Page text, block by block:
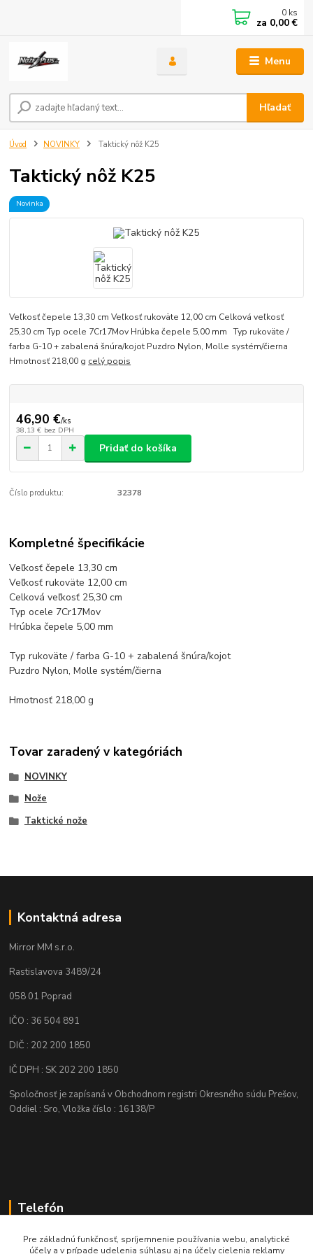
Menu
Hľadať
0 ks
za 0,00 €
Úvod NOVINKY Taktický nôž K25
Taktický nôž K25
Novinka
Veľkosť čepele 13,30 cm Veľkosť rukoväte 12,00 cm Celková veľkosť
25,30 cm Typ ocele 7Cr17Mov Hrúbka čepele 5,00 mm Typ rukoväte /
farba G-10 + zabalená šnúra/kojot Puzdro Nylon, Molle systém/čierna
Hmotnosť 218,00 g celý popis
46,90 €/ks
38,13 € bez DPH
Pridať do košíka
Číslo produktu: 32378
Kompletné špecifikácie
Veľkosť čepele 13,30 cm
Veľkosť rukoväte 12,00 cm
Celková veľkosť 25,30 cm
Typ ocele 7Cr17Mov
Hrúbka čepele 5,00 mm
Typ rukoväte / farba G-10 + zabalená šnúra/kojot
Puzdro Nylon, Molle systém/čierna
Hmotnosť 218,00 g
Tovar zaradený v kategóriách
NOVINKY
Nože
Taktické nože
Kontaktná adresa
Mirror MM s.r.o.
Rastislavova 3489/24
058 01 Poprad
IČO : 36 504 891
DIČ : 202 200 1850
IČ DPH : SK 202 200 1850
Spoločnosť je zapísaná v Obchodnom registri Okresného súdu Prešov,
Oddiel : Sro, Vložka číslo : 16138/P
Telefón
+421 905 622 625
Pre základnú funkčnosť, spríjemnenie používania webu, analytické
účely a v prípade udelenia súhlasu aj na účely cielenia reklamy